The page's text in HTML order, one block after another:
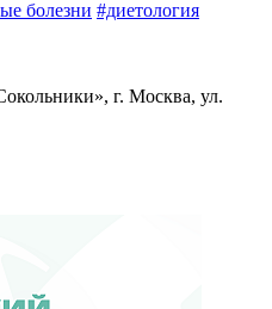
болезни #диетология
г. Москва, ул.